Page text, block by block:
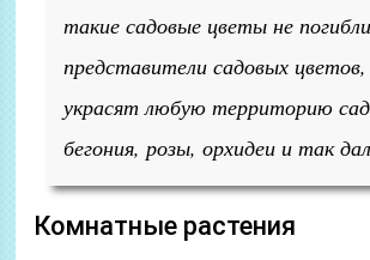
такие садовые цветы не
представители садовых
украсят любую территорию
бегония, розы, орхидеи и так
Комнатные растения